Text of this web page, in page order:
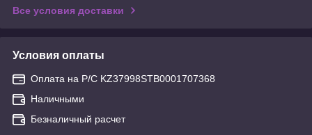
Все условия доставки
Условия оплаты
Оплата на Р/С KZ37998STB0001707368
Наличными
Безналичный расчет